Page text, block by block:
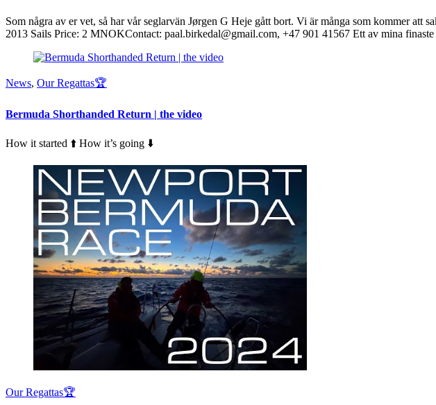
Som några av er vet, så har vår seglarvän Jørgen G Heje gått bort. Vi är många som kommer att
2013 Sails Price: 2 MNOKContact: paal.birkedal@gmail.com, +47 901 41567 Ett av mina
News, Our Regattas🏆
Bermuda Shorthanded Return | the video
How it started ⬆️ How it’s going ⬇️
Our Regattas🏆